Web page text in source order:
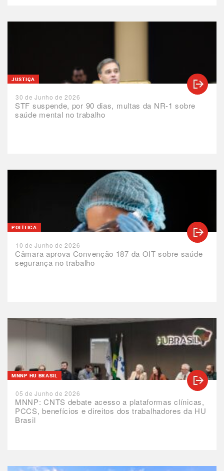
STF suspende, por 90 dias, multas da NR-1 sobre
saúde mental no trabalho
JUSTIÇA
30 de Junho de 2026
Câmara aprova Convenção 187 da OIT sobre saúde
segurança no trabalho
POLÍTICA
10 de Junho de 2026
MNNP: CNTS debate acesso a plataformas clínicas,
PCCS, benefícios e direitos dos trabalhadores da HU
Brasil
MNNP HU BRASIL
05 de Junho de 2026